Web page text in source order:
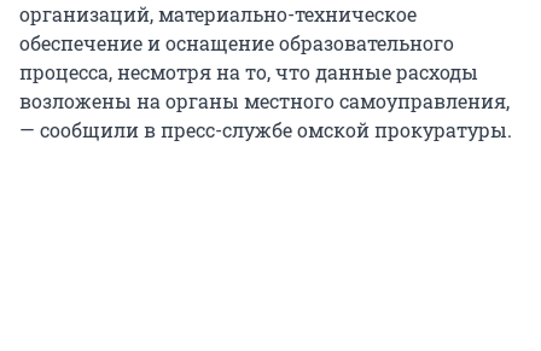
организаций, материально-техническое
обеспечение и оснащение образовательного
процесса, несмотря на то, что данные расходы
возложены на органы местного самоуправления,
— сообщили в пресс-службе омской прокуратуры.